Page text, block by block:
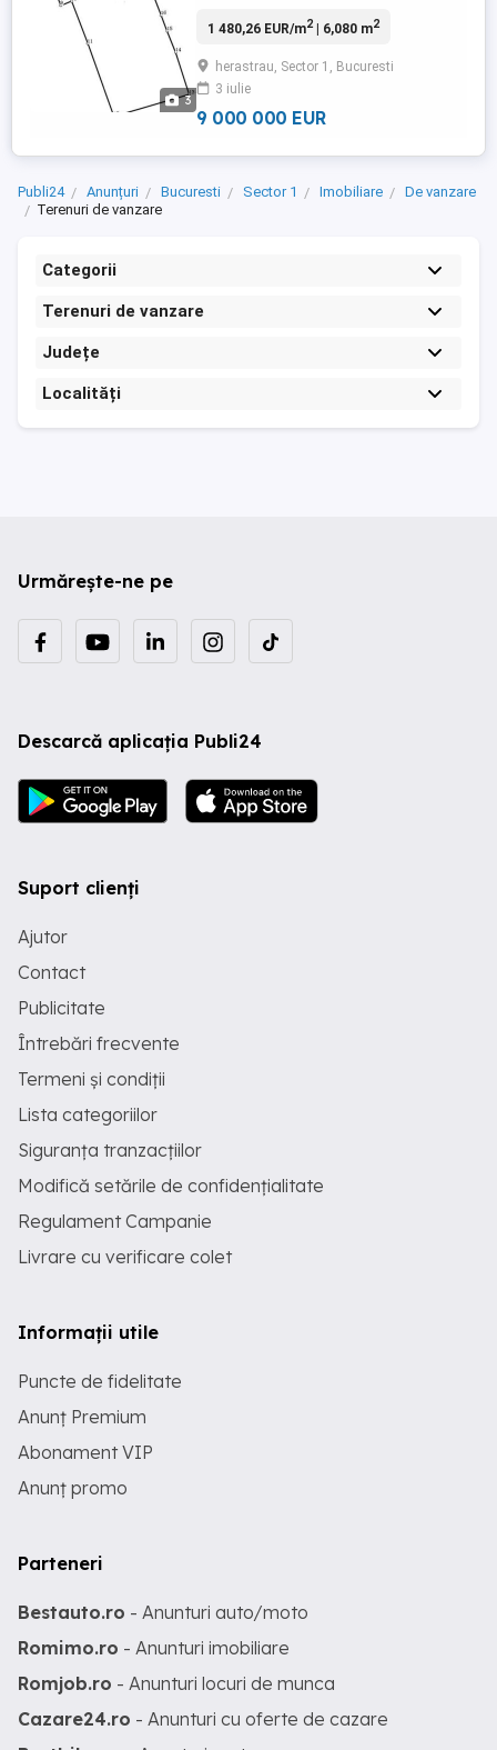
3
cu un venit de 22000eu+tva/luna, cladirea
,restul suprafetei avand un urbanism cu
POTmax-70%,CUTmax=4,5
1 480,26 EUR/m2| 6,080 m2
herastrau, Sector 1, Bucuresti
3 iulie
9 000 000 EUR
Publi24 Anunțuri Bucuresti Sector 1 Imobiliare
De vanzare
Terenuri de vanzare
Categorii
Terenuri de vanzare
Județe
Localități
Urmărește-ne pe
Descarcă aplicația Publi24
Suport clienți
Ajutor
Contact
Publicitate
Întrebări frecvente
Termeni și condiții
Lista categoriilor
Siguranța tranzacțiilor
Modifică setările de confidențialitate
Regulament Campanie
Livrare cu verificare colet
Informații utile
Puncte de fidelitate
Anunț Premium
Abonament VIP
Anunț promo
Parteneri
Bestauto.ro - Anunturi auto/moto
Romimo.ro - Anunturi imobiliare
Romjob.ro - Anunturi locuri de munca
Cazare24.ro - Anunturi cu oferte de cazare